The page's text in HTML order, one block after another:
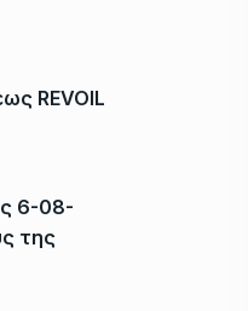
REVOIL
6-08-
της